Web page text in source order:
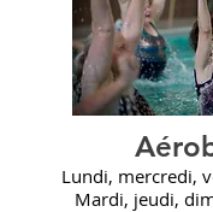
Lundi, mercredi,
Mardi, jeudi,